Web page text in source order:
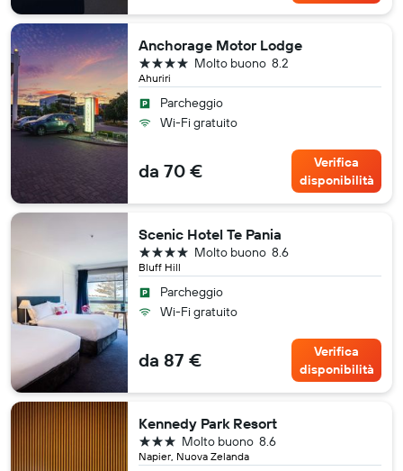
Anchorage Motor Lodge
Ahuriri
8.2
Molto buono
4 stelle
Parcheggio
Wi-Fi gratuito
da 70 €
Verifica
disponibilità
Scenic Hotel Te Pania
Bluff Hill
8.6
Molto buono
4 stelle
Parcheggio
Wi-Fi gratuito
da 87 €
Verifica
disponibilità
Kennedy Park Resort
Napier, Nuova Zelanda
8.6
Molto buono
3 stelle